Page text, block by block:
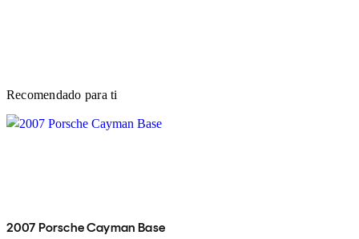
Recomendado para ti
2007 Porsche Cayman Base